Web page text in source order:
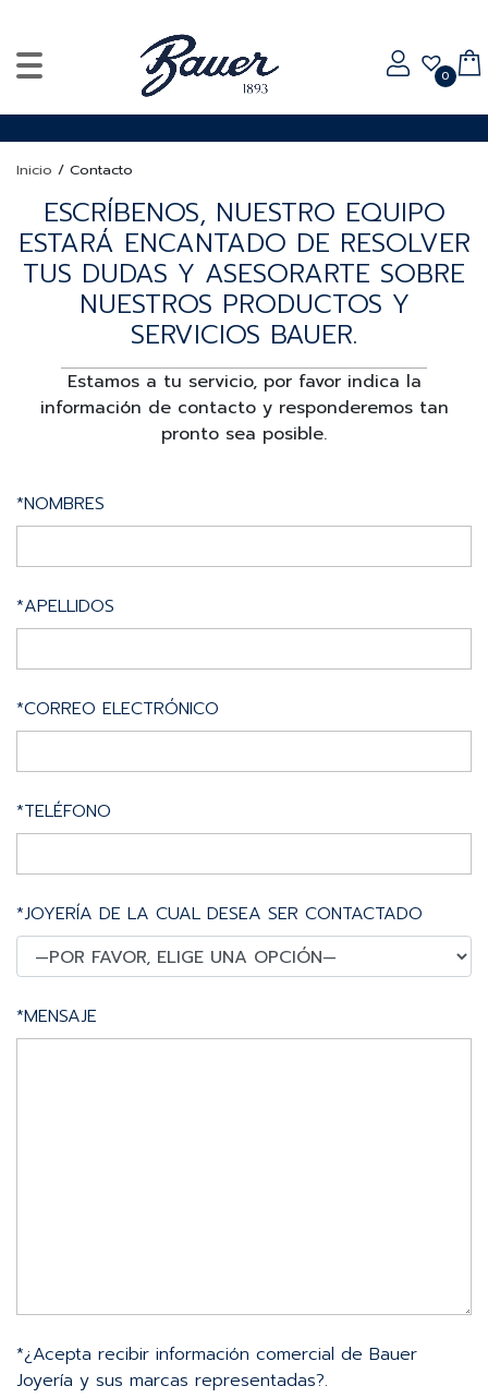
0
Inicio / Contacto
ESCRÍBENOS, NUESTRO EQUIPO
ESTARÁ ENCANTADO DE RESOLVER
TUS DUDAS Y ASESORARTE SOBRE
NUESTROS PRODUCTOS Y
SERVICIOS BAUER.
Estamos a tu servicio, por favor indica la
información de contacto y responderemos tan
pronto sea posible.
*NOMBRES
*APELLIDOS
*CORREO ELECTRÓNICO
*TELÉFONO
*JOYERÍA DE LA CUAL DESEA SER CONTACTADO
*MENSAJE
*¿Acepta recibir información comercial de Bauer
Joyería y sus marcas representadas?.